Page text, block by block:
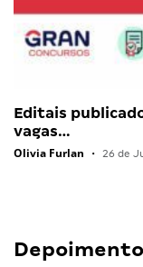
Editais
vagas…
Olivia Furlan • 26 de